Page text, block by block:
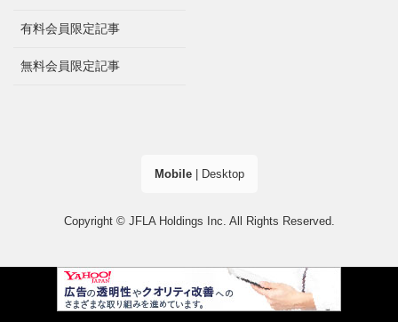
有料会員限定記事
無料会員限定記事
Mobile| Desktop
Copyright © JFLA Holdings Inc. All Rights Reserved.